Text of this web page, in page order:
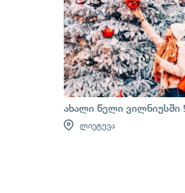
ახალი წელი ვილნიუსში !
ლიეტუვა